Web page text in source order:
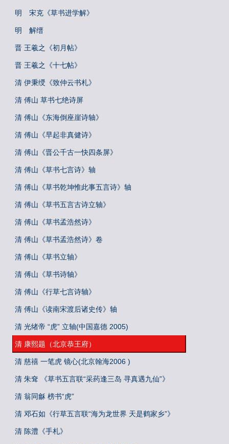
明 宋克《草书进学解》
明 解缙
晋 王羲之《初月帖》
晋 王羲之《十七帖》
清 伊秉绶《致仲云书札》
清 傅山 草书七绝诗屏
清 傅山《东海倒座崖诗轴》
清 傅山《早起非真健诗》
清 傅山《晋公千古一快四条屏》
清 傅山《草书七言诗》轴
清 傅山《草书乾坤惟此事五言诗》轴
清 傅山《草书五言古诗立轴》
清 傅山《草书孟浩然诗》
清 傅山《草书孟浩然诗》卷
清 傅山《草书立轴》
清 傅山《草书诗轴》
清 傅山《行草七言诗轴》
清 傅山《读南宋渡后诸史传》轴
清 光绪帝 “虎” 立轴(中国嘉德 2005)
清 康熙题（北京恭王府）
清 慈禧 一笔虎 镜心(北京翰海2006 )
清 朱耷 《草书五言联“采药逢三岛 寻真遇九仙”》
清 翁同龢 榜书“虎”
清 邓石如《行草五言联“海为龙世界 天是鹤家乡”》
清 陈澧《手札》